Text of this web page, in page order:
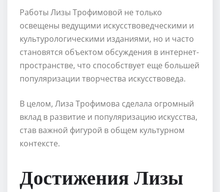
Работы Лизы Трофимовой не только
освещены ведущими искусствоведческими и
культурологическими изданиями, но и часто
становятся объектом обсуждения в интернет-
пространстве, что способствует еще большей
популяризации творчества искусствоведа.
В целом, Лиза Трофимова сделала огромный
вклад в развитие и популяризацию искусства,
став важной фигурой в общем культурном
контексте.
Достижения Лизы